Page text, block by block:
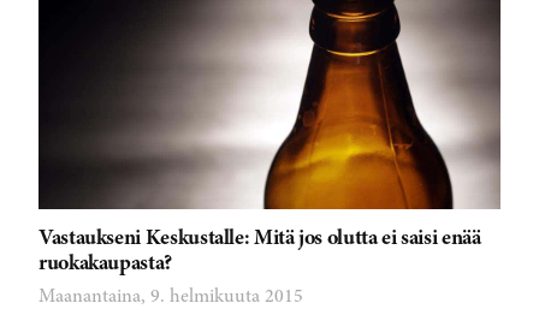
Vastaukseni Keskustalle: Mitä jos olutta ei saisi enää
ruokakaupasta?
Maanantaina, 9. helmikuuta 2015